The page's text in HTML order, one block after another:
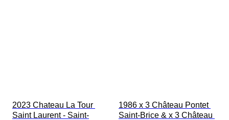
2023 Chateau La Tour
Saint Laurent - Saint-
1986 x 3 Château Pontet
Saint-Brice & x 3 Château